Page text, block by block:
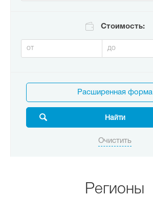
Стоимость:
Расширенная форма
Регионы